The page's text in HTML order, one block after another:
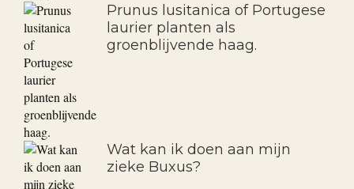
Prunus lusitanica of Portugese
laurier planten als
groenblijvende haag.
Wat kan ik doen aan mijn
zieke Buxus?